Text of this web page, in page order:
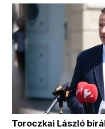
Toroczkai László